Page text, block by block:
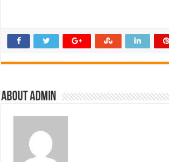
About admin